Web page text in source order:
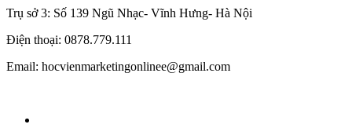
Trụ sở 3: Số 139 Ngũ Nhạc- Vĩnh Hưng- Hà Nội
Điện thoại: 0878.779.111
Email: hocvienmarketingonlinee@gmail.com